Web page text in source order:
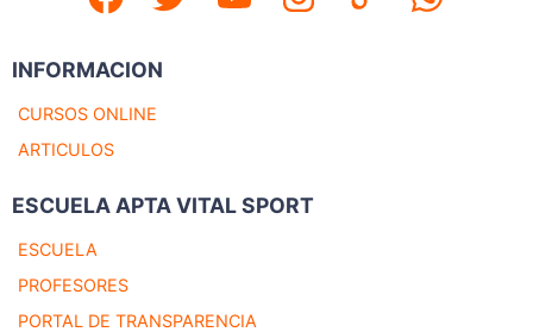
INFORMACION
CURSOS ONLINE
ARTICULOS
ESCUELA APTA VITAL SPORT
ESCUELA
PROFESORES
PORTAL DE TRANSPARENCIA